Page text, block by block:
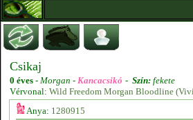
Csikaj
0 éves - Morgan - Kancacsikó - Szín: fekete
Vérvonal: Wild Freedom Morgan Bloodline
Anya: 1280915